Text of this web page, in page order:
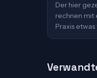
Der hier
rechnen mit
Praxis